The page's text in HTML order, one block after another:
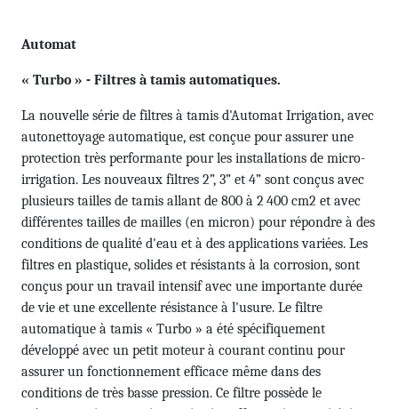
Automat
« Turbo » - Filtres à tamis automatiques.
La nouvelle série de filtres à tamis d'Automat Irrigation, avec
autonettoyage automatique, est conçue pour assurer une
protection très performante pour les installations de micro-
irrigation. Les nouveaux filtres 2”, 3” et 4” sont conçus avec
plusieurs tailles de tamis allant de 800 à 2 400 cm2 et avec
différentes tailles de mailles (en micron) pour répondre à des
conditions de qualité d'eau et à des applications variées. Les
filtres en plastique, solides et résistants à la corrosion, sont
conçus pour un travail intensif avec une importante durée
de vie et une excellente résistance à l'usure. Le filtre
automatique à tamis « Turbo » a été spécifiquement
développé avec un petit moteur à courant continu pour
assurer un fonctionnement efficace même dans des
conditions de très basse pression. Ce filtre possède le